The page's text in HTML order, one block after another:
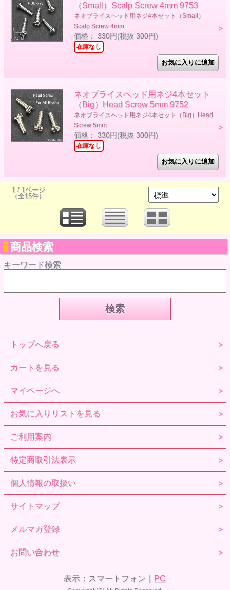
（Small）Scalp Screw 4mm 9753
ネオブライスヘッド用ネジ4本セット（Small）
Scalp Screw 4mm
価格： 330円(税抜 300円)
在庫なし
ネオブライスヘッド用ネジ4本セット
（Big）Head Screw 5mm 9752
ネオブライスヘッド用ネジ4本セット（Big）Head
Screw 5mm
価格： 330円(税抜 300円)
在庫なし
1 / 1ページ
（全15件）
商品検索
キーワード検索
トップへ戻る
カートを見る
マイページへ
お気に入りリストを見る
ご利用案内
特定商取引法表示
個人情報の取扱い
サイトマップ
メルマガ登録
お問い合わせ
表示：スマートフォン｜ PC